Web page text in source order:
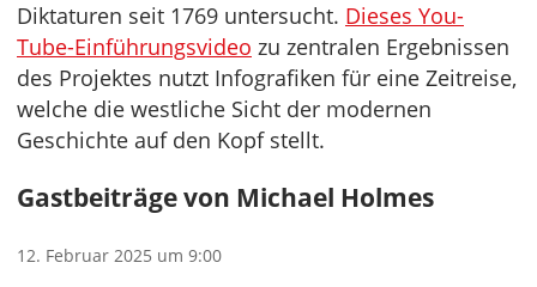
Diktaturen seit 1769 untersucht. Dieses You-
Tube-Einführungsvideo zu zentralen Ergebnissen
des Projektes nutzt Infografiken für eine Zeitreise,
welche die westliche Sicht der modernen
Geschichte auf den Kopf stellt.
Gastbeiträge von Michael Holmes
12. Februar 2025 um 9:00